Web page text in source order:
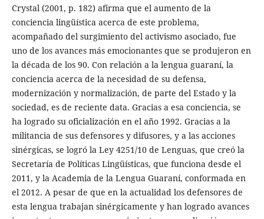
Crystal (2001, p. 182) afirma que el aumento de la
conciencia lingüística acerca de este problema,
acompañado del surgimiento del activismo asociado, fue
uno de los avances más emocionantes que se produjeron en
la década de los 90. Con relación a la lengua guaraní, la
conciencia acerca de la necesidad de su defensa,
modernización y normalización, de parte del Estado y la
sociedad, es de reciente data. Gracias a esa conciencia, se
ha logrado su oficialización en el año 1992. Gracias a la
militancia de sus defensores y difusores, y a las acciones
sinérgicas, se logró la Ley 4251/10 de Lenguas, que creó la
Secretaría de Políticas Lingüísticas, que funciona desde el
2011, y la Academia de la Lengua Guaraní, conformada en
el 2012. A pesar de que en la actualidad los defensores de
esta lengua trabajan sinérgicamente y han logrado avances